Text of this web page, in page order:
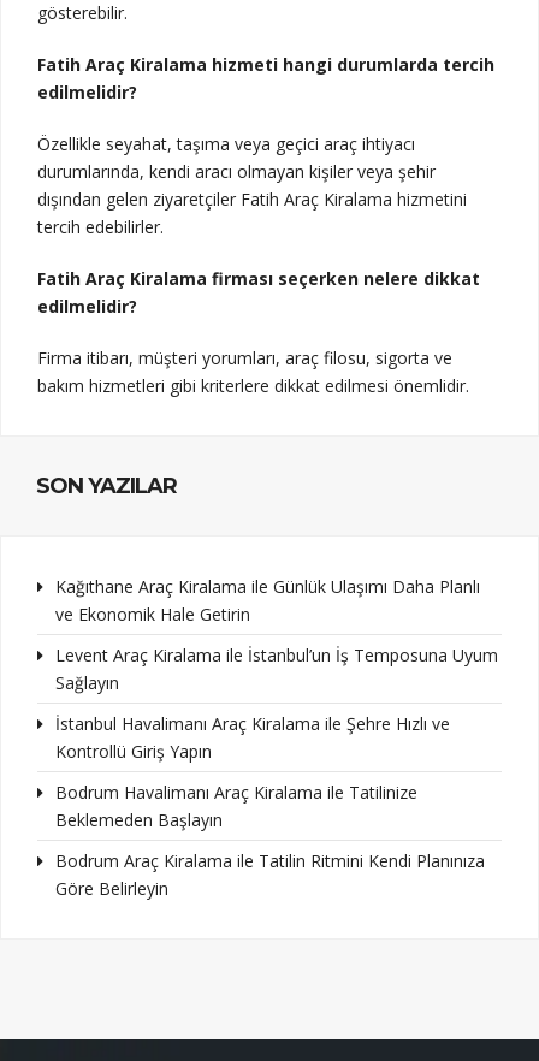
gösterebilir.
Fatih Araç Kiralama hizmeti hangi durumlarda tercih
edilmelidir?
Özellikle seyahat, taşıma veya geçici araç ihtiyacı
durumlarında, kendi aracı olmayan kişiler veya şehir
dışından gelen ziyaretçiler Fatih Araç Kiralama hizmetini
tercih edebilirler.
Fatih Araç Kiralama firması seçerken nelere dikkat
edilmelidir?
Firma itibarı, müşteri yorumları, araç filosu, sigorta ve
bakım hizmetleri gibi kriterlere dikkat edilmesi önemlidir.
SON YAZILAR
Kağıthane Araç Kiralama ile Günlük Ulaşımı Daha Planlı
ve Ekonomik Hale Getirin
Levent Araç Kiralama ile İstanbul’un İş Temposuna Uyum
Sağlayın
İstanbul Havalimanı Araç Kiralama ile Şehre Hızlı ve
Kontrollü Giriş Yapın
Bodrum Havalimanı Araç Kiralama ile Tatilinize
Beklemeden Başlayın
Bodrum Araç Kiralama ile Tatilin Ritmini Kendi Planınıza
Göre Belirleyin